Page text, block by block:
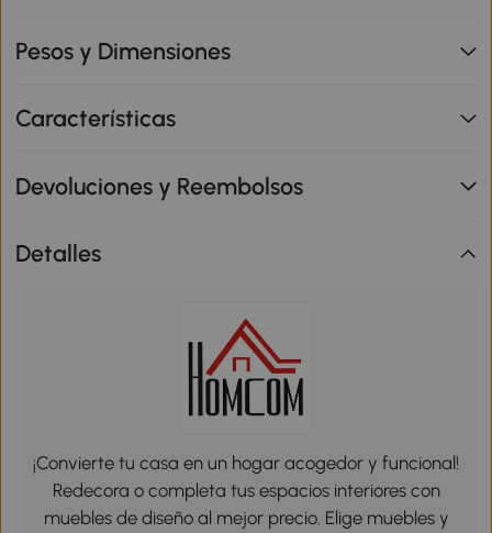
Pesos y Dimensiones
Características
Devoluciones y Reembolsos
Detalles
¡Convierte tu casa en un hogar acogedor y funcional!
Redecora o completa tus espacios interiores con
muebles de diseño al mejor precio. Elige muebles y